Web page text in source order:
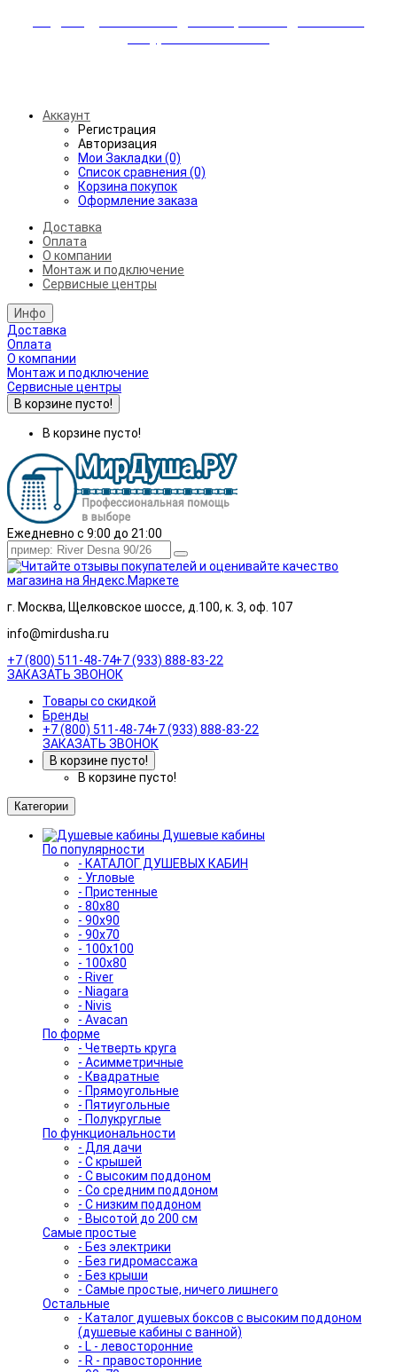
Аккаунт
Регистрация
Авторизация
Мои Закладки (0)
Список сравнения (0)
Корзина покупок
Оформление заказа
Доставка
Оплата
О компании
Монтаж и подключение
Сервисные центры
Инфо
Доставка
Оплата
О компании
Монтаж и подключение
Сервисные центры
В корзине пусто!
В корзине пусто!
Ежедневно с 9:00 до 21:00
г. Москва, Щелковское шоссе, д.100, к. 3, оф. 107
info@mirdusha.ru
+7 (800) 511-48-74+7 (933) 888-83-22
ЗАКАЗАТЬ ЗВОНОК
Товары со скидкой
Бренды
+7 (800) 511-48-74+7 (933) 888-83-22
ЗАКАЗАТЬ ЗВОНОК
В корзине пусто!
В корзине пусто!
Категории
Душевые кабины
По популярности
- КАТАЛОГ ДУШЕВЫХ КАБИН
- Угловые
- Пристенные
- 80x80
- 90x90
- 90x70
- 100x100
- 100x80
- River
- Niagara
- Nivis
- Avacan
По форме
- Четверть круга
- Асимметричные
- Квадратные
- Прямоугольные
- Пятиугольные
- Полукруглые
По функциональности
- Для дачи
- С крышей
- С высоким поддоном
- Со средним поддоном
- С низким поддоном
- Высотой до 200 см
Самые простые
- Без электрики
- Без гидромассажа
- Без крыши
- Самые простые, ничего лишнего
Остальные
- Каталог душевых боксов с высоким поддоном
(душевые кабины с ванной)
- L - левосторонние
- R - правосторонние